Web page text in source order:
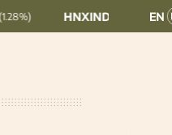
HNXINDEX:292.64 8.56 (2.84%)